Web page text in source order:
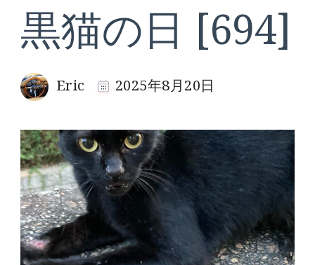
黒猫の日 [694]
Eric 2025年8月20日